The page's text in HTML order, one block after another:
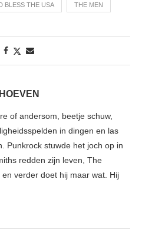
BLESS THE USA THE MEN
of andersom, beetje schuw,
in dingen en las
Punkrock stuwde het joch op in
redden zijn leven, The
verder doet hij maar wat. Hij